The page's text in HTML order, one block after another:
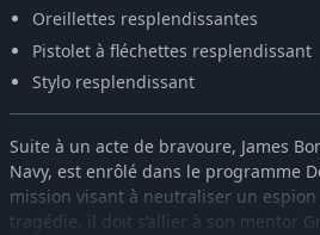
Oreillettes resplendissantes
Pistolet à fléchettes resplendissant
Stylo resplendissant
Suite à un acte de bravoure, James
Navy, est enrôlé dans le programme
mission visant à neutraliser un espion
tragédie, il doit s’allier à son mentor